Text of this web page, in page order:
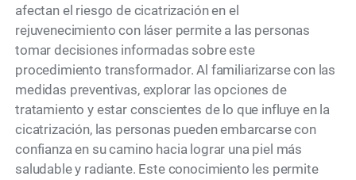
afectan el riesgo de cicatrización en el
rejuvenecimiento con láser permite a las personas
tomar decisiones informadas sobre este
procedimiento transformador. Al familiarizarse con las
medidas preventivas, explorar las opciones de
tratamiento y estar conscientes de lo que influye en la
cicatrización, las personas pueden embarcarse con
confianza en su camino hacia lograr una piel más
saludable y radiante. Este conocimiento les permite